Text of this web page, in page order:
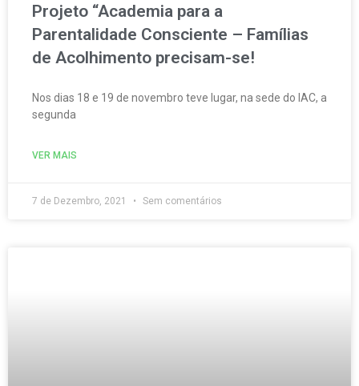
Projeto “Academia para a
Parentalidade Consciente – Famílias
de Acolhimento precisam-se!
Nos dias 18 e 19 de novembro teve lugar, na sede do IAC, a
segunda
VER MAIS
7 de Dezembro, 2021 Sem comentários